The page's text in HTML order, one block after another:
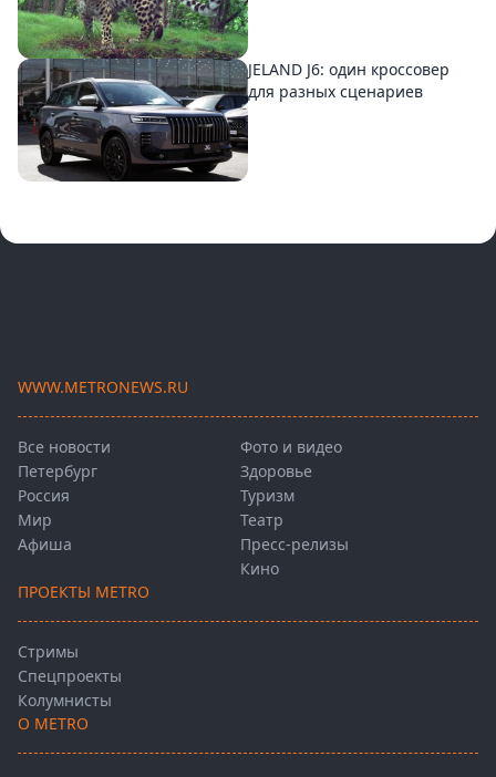
JELAND J6: один кроссовер
для разных сценариев
WWW.METRONEWS.RU
Все новости
Петербург
Россия
Мир
Афиша
Фото и видео
Здоровье
Туризм
Театр
Пресс-релизы
Кино
ПРОЕКТЫ METRO
Стримы
Спецпроекты
Колумнисты
О METRO